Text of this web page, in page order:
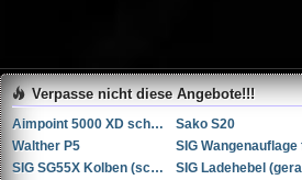
Verpasse nicht diese Angebote!!!
Aimpoint 5000 XD schwarz 3MOA
Sako S20
Walther P5
SIG SG55X Kolben (schwarz)